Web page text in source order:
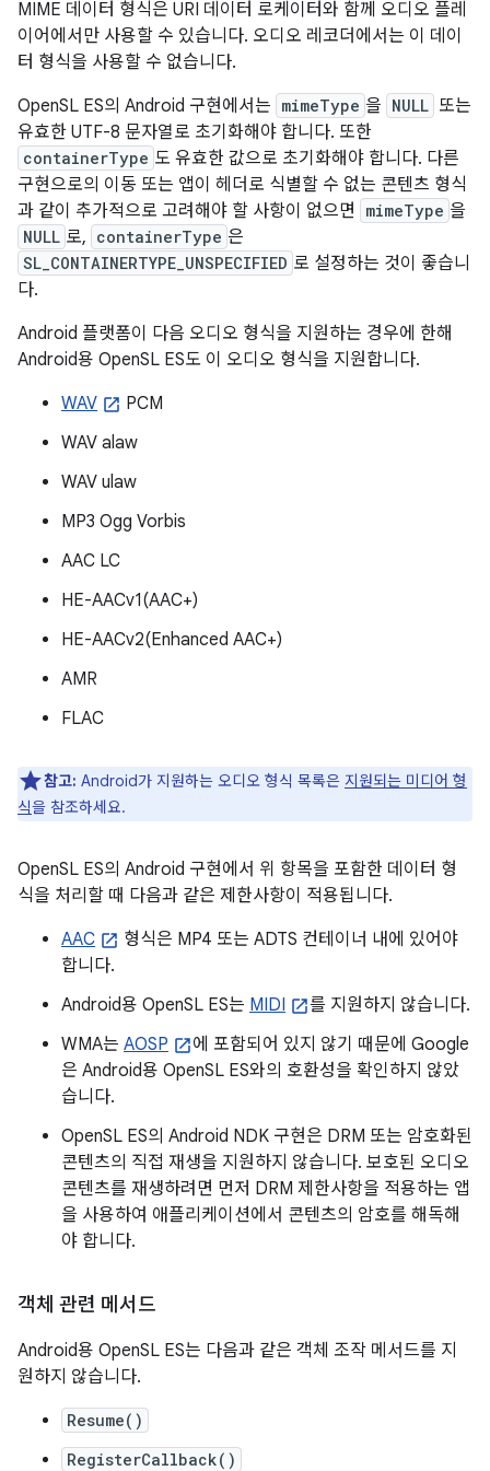
MIME 데이터 형식은 URI 데이터 로케이터와 함께 오디오 플레
이어에서만 사용할 수 있습니다. 오디오 레코더에서는 이 데이
터 형식을 사용할 수 없습니다.
OpenSL ES의 Android 구현에서는 mimeType 을 NULL 또는
유효한 UTF-8 문자열로 초기화해야 합니다. 또한
containerType 도 유효한 값으로 초기화해야 합니다. 다른
구현으로의 이동 또는 앱이 헤더로 식별할 수 없는 콘텐츠 형식
과 같이 추가적으로 고려해야 할 사항이 없으면
mimeType 을
NULL 로, containerType 은
SL_CONTAINERTYPE_UNSPECIFIED 로 설정하는 것이 좋습니
다.
Android 플랫폼이 다음 오디오 형식을 지원하는 경우에 한해
Android용 OpenSL ES도 이 오디오 형식을 지원합니다.
WAV
PCM
WAV alaw
WAV ulaw
MP3 Ogg Vorbis
AAC LC
HE-AACv1(AAC+)
HE-AACv2(Enhanced AAC+)
AMR
FLAC
참고: Android가 지원하는 오디오 형식 목록은 지원되는 미디어 형
식을 참조하세요.
OpenSL ES의 Android 구현에서 위 항목을 포함한 데이터 형
식을 처리할 때 다음과 같은 제한사항이 적용됩니다.
AAC
형식은 MP4 또는 ADTS 컨테이너 내에 있어야
합니다.
Android용 OpenSL ES는 MIDI
를 지원하지 않습니다.
WMA는 AOSP
에 포함되어 있지 않기 때문에 Google
은 Android용 OpenSL ES와의 호환성을 확인하지 않았
습니다.
OpenSL ES의 Android NDK 구현은 DRM 또는 암호화된
콘텐츠의 직접 재생을 지원하지 않습니다. 보호된 오디오
콘텐츠를 재생하려면 먼저 DRM 제한사항을 적용하는 앱
을 사용하여 애플리케이션에서 콘텐츠의 암호를 해독해
야 합니다.
객체 관련 메서드
Android용 OpenSL ES는 다음과 같은 객체 조작 메서드를 지
원하지 않습니다.
Resume()
RegisterCallback()